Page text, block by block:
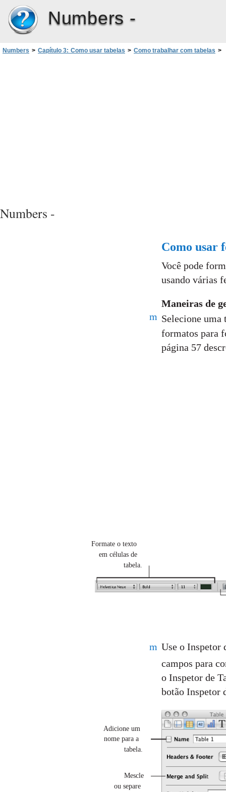
Numbers -
Numbers > Capítulo 3: Como usar tabelas > Como trabalhar com tabelas >
Numbers -
Como usar
Você pode
usando várias
Maneiras de
Selecione uma
m
formatos para
página 57
Formate o texto
em células de
tabela.
Use o Inspetor
m
campos para
o Inspetor de
botão Inspetor
Adicione um
nome para a
tabela.
Mescle
ou separe